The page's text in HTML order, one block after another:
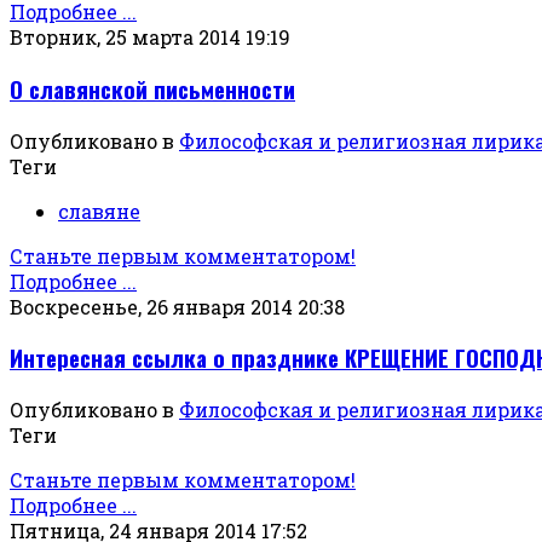
Подробнее ...
Вторник, 25 марта 2014 19:19
О славянской письменности
Опубликовано в Философская и религиозная
Теги
славяне
Станьте первым комментатором!
Подробнее ...
Воскресенье, 26 января 2014 20:38
Интересная ссылка о празднике КРЕЩЕНИЕ
Опубликовано в Философская и религиозная
Теги
Станьте первым комментатором!
Подробнее ...
Пятница, 24 января 2014 17:52